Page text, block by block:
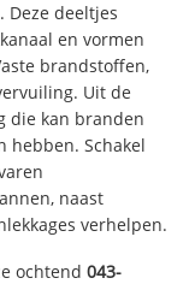
Deze deeltjes
en vormen
brandstoffen,
Uit de
die kan branden
hebben. Schakel
naast
verhelpen.
ochtend043-